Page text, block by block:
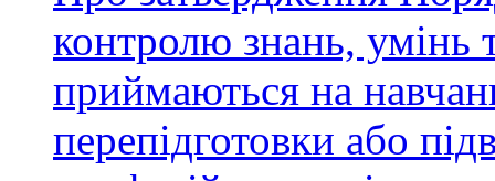
контролю знань, умінь
приймаються на
перепідготовки або